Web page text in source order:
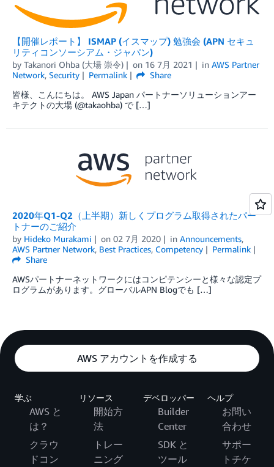
【開催レポート】 ISMAP (イスマップ) 勉強会 (APN セキュ
リティコンソーシアム・ジャパン)
by Takanori Ohba (大場 崇令) on 16 7月 2021 in AWS Partner
Network, Security Permalink
Share
皆様、こんにちは。 AWS Japan パートナーソリューションアー
キテクトの大場 (@takaohba) で […]
2020年Q1-Q2（上半期）新しくプログラム取得されたパー
トナーのご紹介
by Hideko Murakami on 02 7月 2020 in Announcements,
AWS Partner Network, Best Practices, Competency
Permalink
Share
AWSパートナーネットワークにはコンピテンシーと様々な認定プ
ログラムがあります。グローバルAPN Blogでも […]
AWS アカウントを作成する
学ぶ
AWS と
は？
クラウ
ドコン
リソース
開始方
法
トレー
ニング
デベロッパー
Builder
Center
SDK と
ツール
ヘルプ
お問い
合わせ
サポー
トチケ